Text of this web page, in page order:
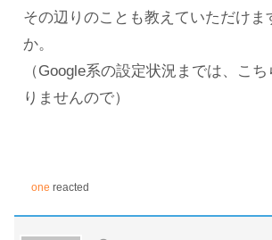
その辺りのことも教えていただけま
か。
（Google系の設定状況までは、こ
りませんので）
one reacted